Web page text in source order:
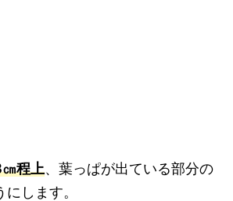
程上、葉っぱが出ている部分の
します。